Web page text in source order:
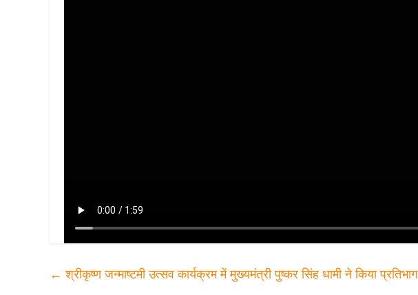
← श्रीकृष्ण जन्माष्टमी उत्सव कार्यक्रम में मुख्यमंत्री पुष्कर सिंह धामी ने किया प्रतिभाग